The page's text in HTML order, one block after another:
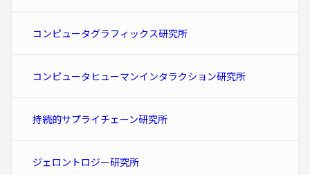
コンピュータグラフィックス研究所
コンピュータヒューマンインタラクション研究所
持続的サプライチェーン研究所
ジェロントロジー研究所